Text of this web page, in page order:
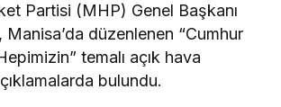
Partisi (MHP) Genel Başkanı
düzenlenen “Cumhur
temalı açık hava
bulundu.